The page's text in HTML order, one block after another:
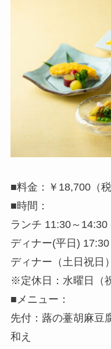
■料金：￥18,700（
■時間：
ランチ 11:30～14:30
ディナー(平日)
ディナー（土日祝日
※定休日：水曜日（
■メニュー：
先付：蕗の薹胡麻
和え